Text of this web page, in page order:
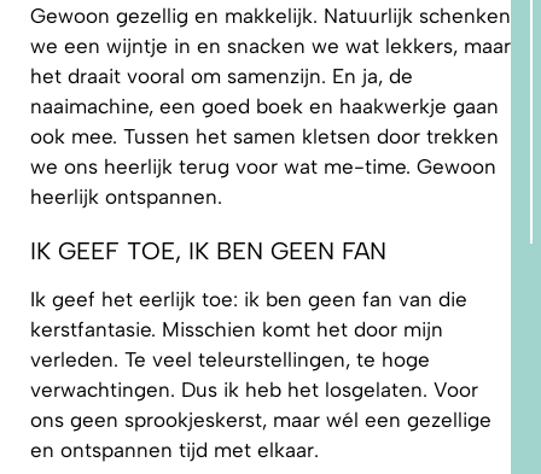
Gewoon gezellig en makkelijk. Natuurlijk schenken
we een wijntje in en snacken we wat lekkers, maar
het draait vooral om samenzijn. En ja, de
naaimachine, een goed boek en haakwerkje gaan
ook mee. Tussen het samen kletsen door trekken
we ons heerlijk terug voor wat me-time. Gewoon
heerlijk ontspannen.
IK GEEF TOE, IK BEN GEEN FAN
Ik geef het eerlijk toe: ik ben geen fan van die
kerstfantasie. Misschien komt het door mijn
verleden. Te veel teleurstellingen, te hoge
verwachtingen. Dus ik heb het losgelaten. Voor
ons geen sprookjeskerst, maar wél een gezellige
en ontspannen tijd met elkaar.